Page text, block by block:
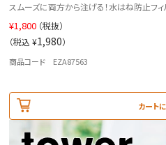
スムーズに両方から注げる！水はね防止フ
¥1,800 （税抜）
（税込 ¥1,980）
商品コード EZA87563
カート